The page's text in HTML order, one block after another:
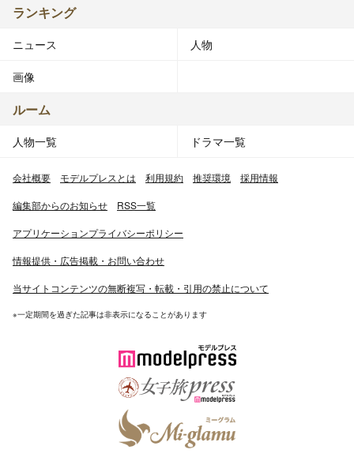
ランキング
ニュース 人物
画像
ルーム
人物一覧 ドラマ一覧
会社概要 モデルプレスとは 利用規約 推奨環境 採用情報
編集部からのお知らせ RSS一覧
アプリケーションプライバシーポリシー
情報提供・広告掲載・お問い合わせ
当サイトコンテンツの無断複写・転載・引用の禁止について
※一定期間を過ぎた記事は非表示になることがあります